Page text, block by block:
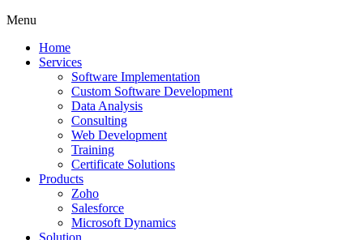
Menu
Home
Services
Software Implementation
Custom Software Development
Data Analysis
Consulting
Web Development
Training
Certificate Solutions
Products
Zoho
Salesforce
Microsoft Dynamics
Solution